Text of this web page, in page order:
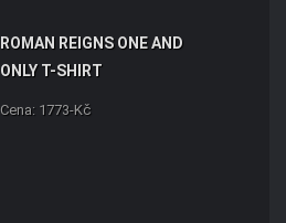
ROMAN REIGNS ONE AND
ONLY T-SHIRT
Cena: 1773-Kč